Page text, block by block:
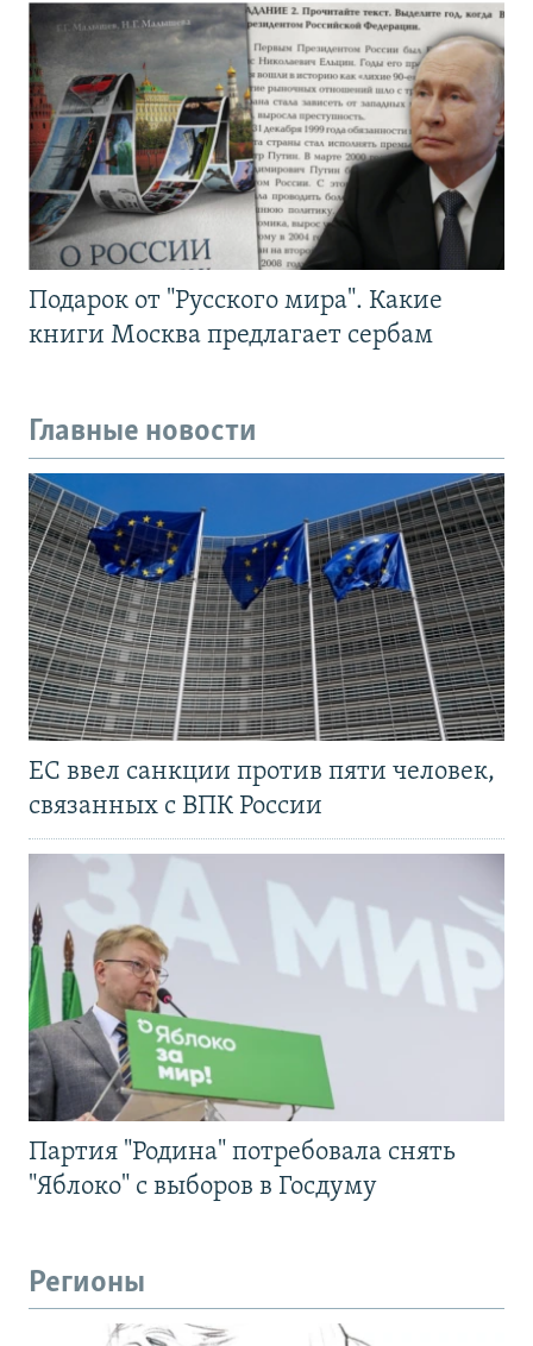
Подарок от "Русского мира". Какие
книги Москва предлагает сербам
Главные новости
ЕС ввел санкции против пяти человек,
связанных с ВПК России
Партия "Родина" потребовала снять
"Яблоко" с выборов в Госдуму
Регионы